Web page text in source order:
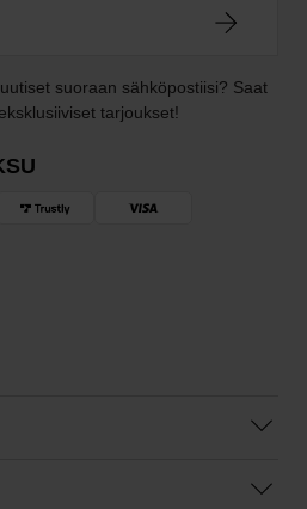
suoraan sähköpostiisi? Saat
tarjoukset!